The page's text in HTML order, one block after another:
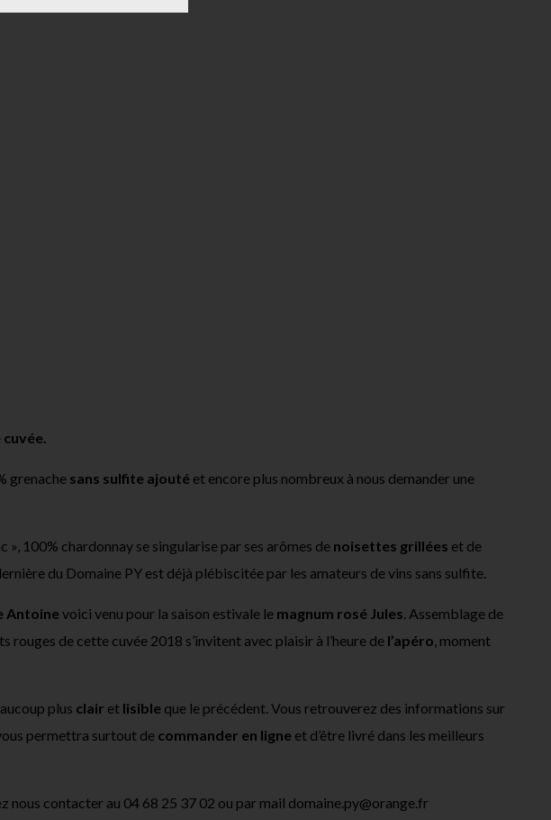
grenache sans sulfite ajouté et encore plus nombreux à nous demander une
100% chardonnay se singularise par ses arômes de noisettes grillées et de
du Domaine PY est déjà plébiscitée par les amateurs de vins sans sulfite.
Antoinevoici venu pour la saison estivale le magnum rosé Jules. Assemblage de
rouges de cette cuvée 2018 s’invitent avec plaisir à l’heure de l’apéro, moment
plus clair et lisible que le précédent. Vous retrouverez des informations sur
permettra surtout de commander en ligne et d’être livré dans les meilleurs
contacter au 04 68 25 37 02 ou par mail domaine.py@orange.fr